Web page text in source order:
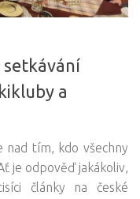
setkávání
a
nad tím, kdo všechny
je odpověď jakákoliv,
články na české